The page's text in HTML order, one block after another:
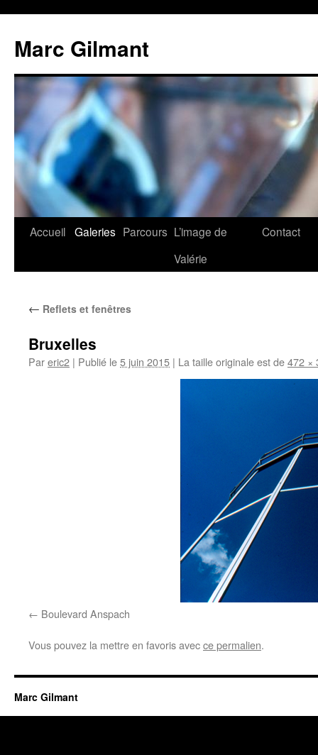
Marc Gilmant
Accueil Galeries Parcours L’image de
Valérie
Contact
← Reflets et fenêtres
Bruxelles
Pareric2 | Publié le5 juin 2015 | La taille originale est de472 ×
Boulevard Anspach
Vous pouvez la mettre en favoris avecce permalien.
Marc Gilmant